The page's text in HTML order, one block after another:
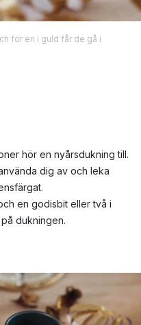
för en i guld får de gå i
hör en nyårsdukning till.
dig av och leka
en godisbit eller två i
dukningen.